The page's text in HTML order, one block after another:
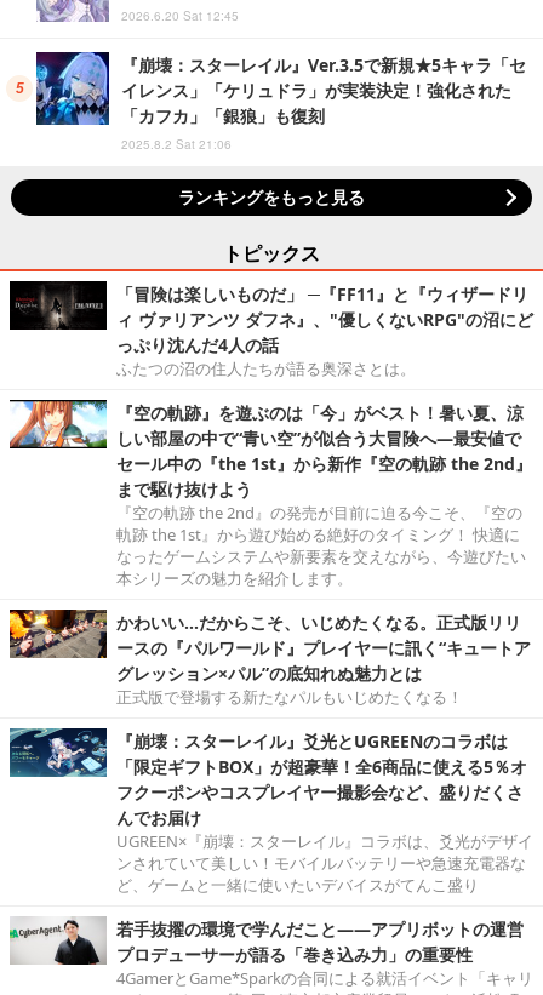
2026.6.20 Sat 12:45
『崩壊：スターレイル』Ver.3.5で新規★5キャラ「セ
イレンス」「ケリュドラ」が実装決定！強化された
「カフカ」「銀狼」も復刻
2025.8.2 Sat 21:06
ランキングをもっと見る
トピックス
「冒険は楽しいものだ」 ─『FF11』と『ウィザードリ
ィ ヴァリアンツ ダフネ』、"優しくないRPG"の沼にど
っぷり沈んだ4人の話
ふたつの沼の住人たちが語る奥深さとは。
『空の軌跡』を遊ぶのは「今」がベスト！暑い夏、涼
しい部屋の中で“青い空”が似合う大冒険へ―最安値で
セール中の『the 1st』から新作『空の軌跡 the 2nd』
まで駆け抜けよう
『空の軌跡 the 2nd』の発売が目前に迫る今こそ、『空の
軌跡 the 1st』から遊び始める絶好のタイミング！ 快適に
なったゲームシステムや新要素を交えながら、今遊びたい
本シリーズの魅力を紹介します。
かわいい…だからこそ、いじめたくなる。正式版リリ
ースの『パルワールド』プレイヤーに訊く“キュートア
グレッション×パル”の底知れぬ魅力とは
正式版で登場する新たなパルもいじめたくなる！
『崩壊：スターレイル』爻光とUGREENのコラボは
「限定ギフトBOX」が超豪華！全6商品に使える5％オ
フクーポンやコスプレイヤー撮影会など、盛りだくさ
んでお届け
UGREEN×『崩壊：スターレイル』コラボは、爻光がデザイ
ンされていて美しい！モバイルバッテリーや急速充電器な
ど、ゲームと一緒に使いたいデバイスがてんこ盛り
若手抜擢の環境で学んだこと――アプリボットの運営
プロデューサーが語る「巻き込み力」の重要性
4GamerとGame*Sparkの合同による就活イベント「キャリ